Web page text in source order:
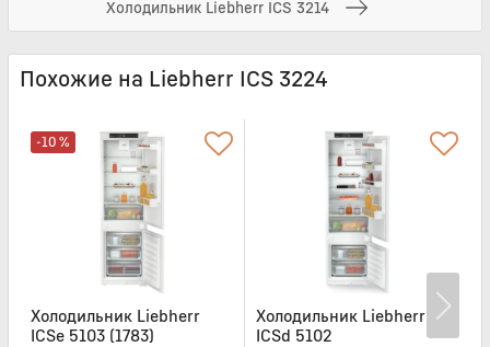
Холодильник Liebherr ICS 3214
Похожие на Liebherr ICS 3224
-10 %
Холодильник Liebherr
ICSe 5103 (1783)
Холодильник Liebherr
ICSd 5102